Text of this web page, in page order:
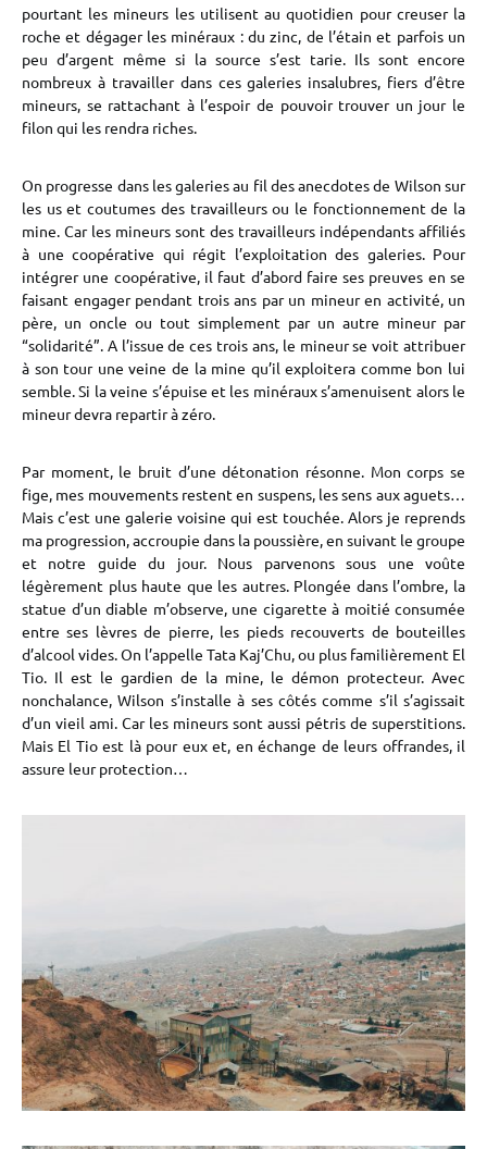
pourtant les mineurs les utilisent au quotidien pour creuser la
roche et dégager les minéraux : du zinc, de l’étain et parfois un
peu d’argent même si la source s’est tarie. Ils sont encore
nombreux à travailler dans ces galeries insalubres, fiers d’être
mineurs, se rattachant à l’espoir de pouvoir trouver un jour le
filon qui les rendra riches.
On progresse dans les galeries au fil des anecdotes de Wilson sur
les us et coutumes des travailleurs ou le fonctionnement de la
mine. Car les mineurs sont des travailleurs indépendants affiliés
à une coopérative qui régit l’exploitation des galeries. Pour
intégrer une coopérative, il faut d’abord faire ses preuves en se
faisant engager pendant trois ans par un mineur en activité, un
père, un oncle ou tout simplement par un autre mineur par
“solidarité”. A l’issue de ces trois ans, le mineur se voit attribuer
à son tour une veine de la mine qu’il exploitera comme bon lui
semble. Si la veine s’épuise et les minéraux s’amenuisent alors le
mineur devra repartir à zéro.
Par moment, le bruit d’une détonation résonne. Mon corps se
fige, mes mouvements restent en suspens, les sens aux aguets…
Mais c’est une galerie voisine qui est touchée. Alors je reprends
ma progression, accroupie dans la poussière, en suivant le groupe
et notre guide du jour. Nous parvenons sous une voûte
légèrement plus haute que les autres. Plongée dans l’ombre, la
statue d’un diable m’observe, une cigarette à moitié consumée
entre ses lèvres de pierre, les pieds recouverts de bouteilles
d’alcool vides. On l’appelle Tata Kaj’Chu, ou plus familièrement El
Tio. Il est le gardien de la mine, le démon protecteur. Avec
nonchalance, Wilson s’installe à ses côtés comme s’il s’agissait
d’un vieil ami. Car les mineurs sont aussi pétris de superstitions.
Mais El Tio est là pour eux et, en échange de leurs offrandes, il
assure leur protection…